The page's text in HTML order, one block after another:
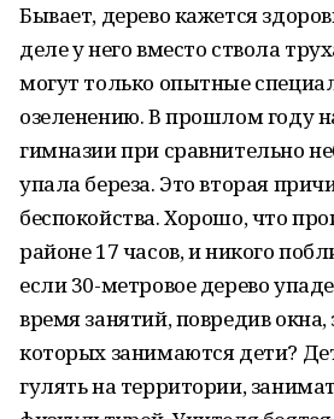
Бывает, дерево кажется
деле у него вместо ствола
могут только опытные
озеленению. В прошлом году
гимназии при сравнительно
упала береза. Это вторая
беспокойства. Хорошо, что
районе 17 часов, и никого
если 30-метровое дерево
время занятий, повредив
которых занимаются дети?
гулять на территории,